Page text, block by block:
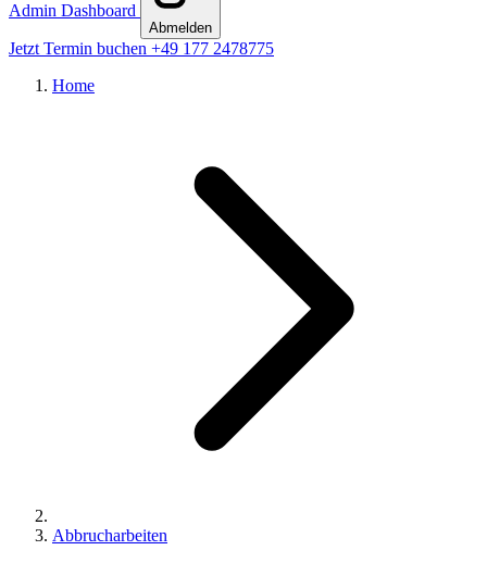
Admin Dashboard
Abmelden
Jetzt Termin buchen +49 177 2478775
Home
Abbrucharbeiten